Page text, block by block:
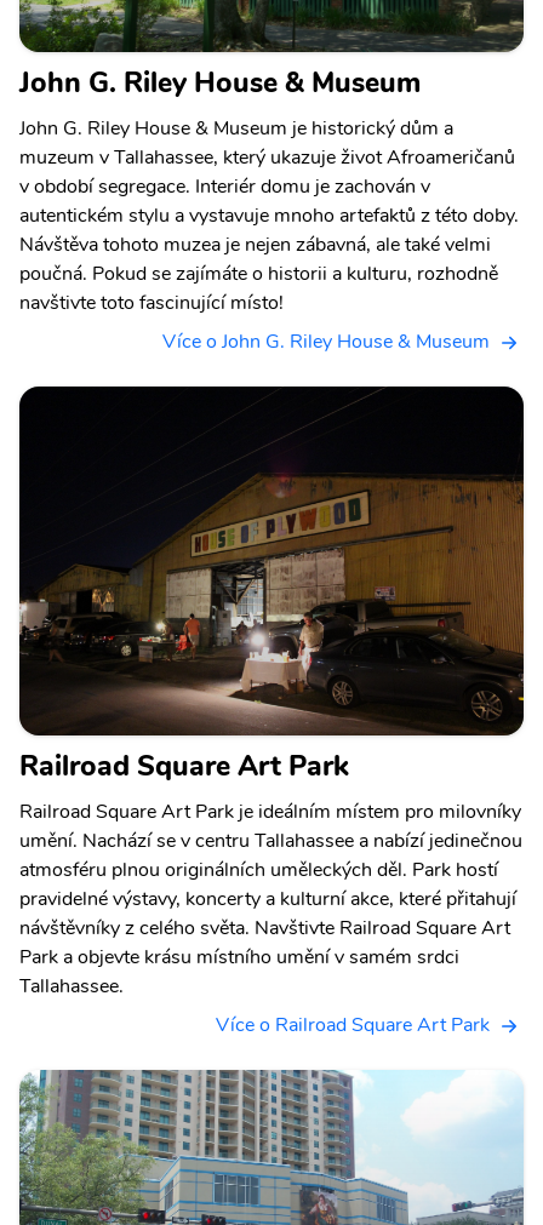
John G. Riley House & Museum
John G. Riley House & Museum je historický dům a
muzeum v Tallahassee, který ukazuje život Afroameričanů
v období segregace. Interiér domu je zachován v
autentickém stylu a vystavuje mnoho artefaktů z této doby.
Návštěva tohoto muzea je nejen zábavná, ale také velmi
poučná. Pokud se zajímáte o historii a kulturu, rozhodně
navštivte toto fascinující místo!
Více o John G. Riley House & Museum
Railroad Square Art Park
Railroad Square Art Park je ideálním místem pro milovníky
umění. Nachází se v centru Tallahassee a nabízí jedinečnou
atmosféru plnou originálních uměleckých děl. Park hostí
pravidelné výstavy, koncerty a kulturní akce, které přitahují
návštěvníky z celého světa. Navštivte Railroad Square Art
Park a objevte krásu místního umění v samém srdci
Tallahassee.
Více o Railroad Square Art Park